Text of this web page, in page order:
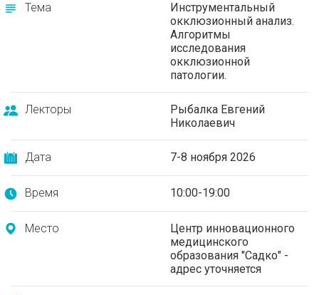
Тема
Инструментальный
окклюзионный анализ.
Алгоритмы
исследования
окклюзионной
патологии.
Лекторы
Рыбалка Евгений
Николаевич
Дата 7-8 ноября 2026
Время 10:00-19:00
Место
Центр инновационного
медицинского
образования "Садко" -
адрес уточняется